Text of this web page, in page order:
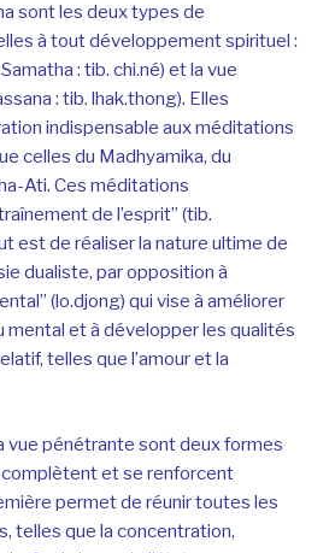
sont les deux types de
à tout développement spirituel :
: tib. chi.né) et la vue
: tib. lhak.thong). Elles
indispensable aux méditations
celles du Madhyamika, du
Ati. Ces méditations
de l’esprit” (tib.
est de réaliser la nature ultime de
dualiste, par opposition à
(lo.djong) qui vise à améliorer
mental et à développer les qualités
telles que l’amour et la
vue pénétrante sont deux formes
et se renforcent
permet de réunir toutes les
telles que la concentration,